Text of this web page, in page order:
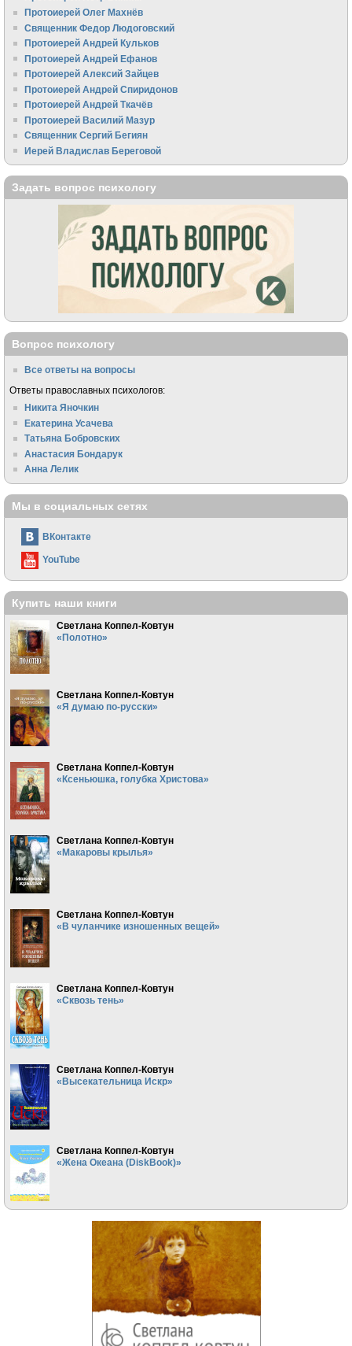
Протоиерей Олег Махнёв
Священник Федор Людоговский
Протоиерей Андрей Кульков
Протоиерей Андрей Ефанов
Протоиерей Алексий Зайцев
Протоиерей Андрей Спиридонов
Протоиерей Андрей Ткачёв
Протоиерей Василий Мазур
Священник Сергий Бегиян
Иерей Владислав Береговой
Задать вопрос психологу
Вопрос психологу
Все ответы на вопросы
Ответы православных психологов:
Никита Яночкин
Екатерина Усачева
Татьяна Бобровских
Анастасия Бондарук
Анна Лелик
Мы в социальных сетях
ВКонтакте
YouTube
Купить наши книги
Светлана Коппел-Ковтун
«Полотно»
Светлана Коппел-Ковтун
«Я думаю по-русски»
Светлана Коппел-Ковтун
«Ксеньюшка, голубка Христова»
Светлана Коппел-Ковтун
«Макаровы крылья»
Светлана Коппел-Ковтун
«В чуланчике изношенных вещей»
Светлана Коппел-Ковтун
«Сквозь тень»
Светлана Коппел-Ковтун
«Высекательница Искр»
Светлана Коппел-Ковтун
«Жена Океана (DiskBook)»